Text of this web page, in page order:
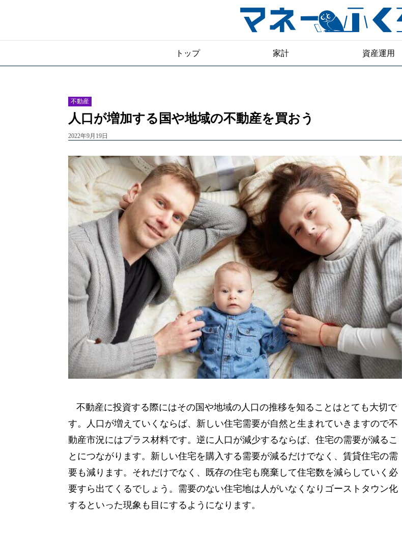
トップ 家計 資産運用
不動産
人口が増加する国や地域の不動産を買おう
2022年9月19日
不動産に投資する際にはその国や地域の人口の推移を知ることはとても大切で
す。人口が増えていくならば、新しい住宅需要が自然と生まれていきますので不
動産市況にはプラス材料です。逆に人口が減少するならば、住宅の需要が減るこ
とにつながります。新しい住宅を購入する需要が減るだけでなく、賃貸住宅の需
要も減ります。それだけでなく、既存の住宅も廃棄して住宅数を減らしていく必
要すら出てくるでしょう。需要のない住宅地は人がいなくなりゴーストタウン化
するといった現象も目にするようになります。